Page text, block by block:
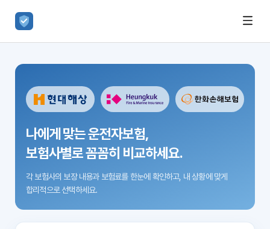
나에게 맞는 운전자보험,
보험사별로 꼼꼼히 비교하세요.
각 보험사의 보장 내용과 보험료를 한눈에 확인하고, 내 상황에 맞게
합리적으로 선택하세요.